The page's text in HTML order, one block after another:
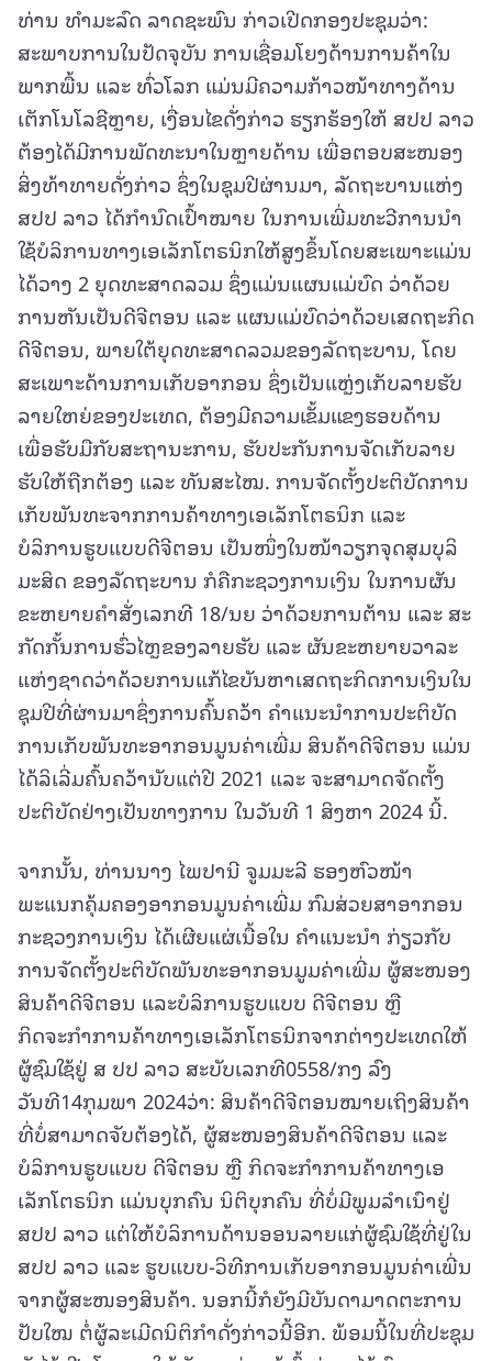
ທ່ານ ທຳມະລົດ ລາດຊະພົນ ກ່າວເປີດກອງປະຊຸມວ່າ:
ສະພາບການໃນປັດຈຸບັນ ການເຊື່ອມໂຍງດ້ານການຄ້າໃນ
ພາກພື້ນ ແລະ ທົ່ວໂລກ ແມ່ນມີຄວາມກ້າວໜ້າທາງດ້ານ
ເຕັກໂນໂລຊີຫຼາຍ, ເງື່ອນໄຂດັ່ງກ່າວ ຮຽກຮ້ອງໃຫ້ ສປປ ລາວ
ຕ້ອງໄດ້ມີການພັດທະນາໃນຫຼາຍດ້ານ ເພື່ອຕອບສະໜອງ
ສິ່ງທ້າທາຍດັ່ງກ່າວ ຊຶ່ງໃນຊຸມປີຜ່ານມາ, ລັດຖະບານແຫ່ງ
ສປປ ລາວ ໄດ້ກຳນົດເປົ້າໝາຍ ໃນການເພີ່ມທະວີການນຳ
ໃຊ້ບໍລິການທາງເອເລັກໂຕຣນິກໃຫ້ສູງຂຶ້ນໂດຍສະເພາະແມ່ນ
ໄດ້ວາງ 2 ຍຸດທະສາດລວມ ຊຶ່ງແມ່ນແຜນແມ່ບົດ ວ່າດ້ວຍ
ການຫັນເປັນດີຈີຕອນ ແລະ ແຜນແມ່ບົດວ່າດ້ວຍເສດຖະກິດ
ດີຈີຕອນ, ພາຍໃຕ້ຍຸດທະສາດລວມຂອງລັດຖະບານ, ໂດຍ
ສະເພາະດ້ານການເກັບອາກອນ ຊຶ່ງເປັນແຫຼ່ງເກັບລາຍຮັບ
ລາຍໃຫຍ່ຂອງປະເທດ, ຕ້ອງມີຄວາມເຂັ້ມແຂງຮອບດ້ານ
ເພື່ອຮັບມືກັບສະຖານະການ, ຮັບປະກັນການຈັດເກັບລາຍ
ຮັບໃຫ້ຖືກຕ້ອງ ແລະ ທັນສະໄໝ. ການຈັດຕັ້ງປະຕິບັດການ
ເກັບພັນທະຈາກການຄ້າທາງເອເລັກໂຕຣນິກ ແລະ
ບໍລິການຮູບແບບດີຈີຕອນ ເປັນໜຶ່ງໃນໜ້າວຽກຈຸດສຸມບຸລິ
ມະສິດ ຂອງລັດຖະບານ ກໍຄືກະຊວງການເງິນ ໃນການຜັນ
ຂະຫຍາຍຄຳສັ່ງເລກທີ 18/ນຍ ວ່າດ້ວຍການຕ້ານ ແລະ ສະ
ກັດກັ້ນການຮົ່ວໄຫຼຂອງລາຍຮັບ ແລະ ຜັນຂະຫຍາຍວາລະ
ແຫ່ງຊາດວ່າດ້ວຍການແກ້ໄຂບັນຫາເສດຖະກິດການເງິນໃນ
ຊຸມປີທີ່ຜ່ານມາຊຶ່ງການຄົ້ນຄວ້າ ຄຳແນະນຳການປະຕິບັດ
ການເກັບພັນທະອາກອນມູນຄ່າເພີ່ມ ສິນຄ້າດີຈີຕອນ ແມ່ນ
ໄດ້ລິເລີ່ມຄົ້ນຄວ້ານັບແຕ່ປີ 2021 ແລະ ຈະສາມາດຈັດຕັ້ງ
ປະຕິບັດຢ່າງເປັນທາງການ ໃນວັນທີ 1 ສິງຫາ 2024 ນີ້.
ຈາກນັ້ນ, ທ່ານນາງ ໄພປານີ ຈູມມະລີ ຮອງຫົວໜ້າ
ພະແນກຄຸ້ມຄອງອາກອນມູນຄ່າເພີ່ມ ກົມສ່ວຍສາອາກອນ
ກະຊວງການເງິນ ໄດ້ເຜີຍແຜ່ເນື້ອໃນ ຄຳແນະນຳ ກ່ຽວກັບ
ການຈັດຕັ້ງປະຕິບັດພັນທະອາກອນມູມຄ່າເພີ່ມ ຜູ້ສະໜອງ
ສິນຄ້າດີຈີຕອນ ແລະບໍລິການຮູບແບບ ດີຈີຕອນ ຫຼື
ກິດຈະກຳການຄ້າທາງເອເລັກໂຕຣນິກຈາກຕ່າງປະເທດໃຫ້
ຜູ້ຊົມໃຊ້ຢູ່ ສ ປປ ລາວ ສະບັບເລກທີ0558/ກງ ລົງ
ວັນທີ14ກຸມພາ 2024ວ່າ: ສິນຄ້າດີຈີຕອນໝາຍເຖິງສິນຄ້າ
ທີ່ບໍ່ສາມາດຈັບຕ້ອງໄດ້, ຜູ້ສະໜອງສິນຄ້າດີຈີຕອນ ແລະ
ບໍລິການຮູບແບບ ດີຈີຕອນ ຫຼື ກິດຈະກຳການຄ້າທາງເອ
ເລັກໂຕຣນິກ ແມ່ນບຸກຄົນ ນິຕິບຸກຄົນ ທີ່ບໍ່ມີພູມລຳເນົາຢູ່
ສປປ ລາວ ແຕ່ໃຫ້ບໍລິການດ້ານອອນລາຍແກ່ຜູ້ຊົມໃຊ້ທີ່ຢູ່ໃນ
ສປປ ລາວ ແລະ ຮູບແບບ-ວິທີການເກັບອາກອນມູນຄ່າເພີ່ນ
ຈາກຜູ້ສະໜອງສິນຄ້າ. ນອກນີ້ກໍຍັງມີບັນດາມາດຕະການ
ປັບໃໝ ຕໍ່ຜູ້ລະເມີດນິຕິກຳດັ່ງກ່າວນີ້ອີກ. ພ້ອມນີ້ໃນທີ່ປະຊຸມ